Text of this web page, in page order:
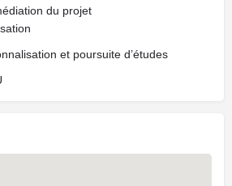
du projet
et poursuite d’études